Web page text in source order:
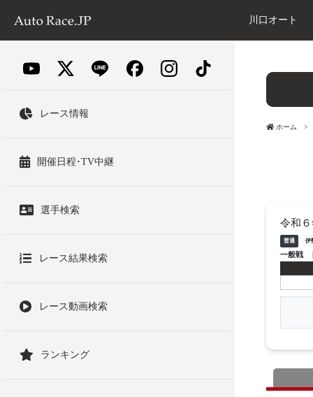
川口オート
レース情報
開催日程･TV中継
選手検索
レース結果検索
レース動画検索
ランキング
ホーム
令和
普通 伊
一般戦